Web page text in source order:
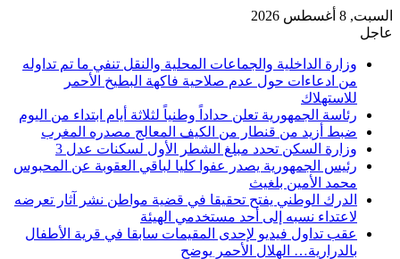
السبت, 8 أغسطس 2026
عاجل
وزارة الداخلية والجماعات المحلية والنقل تنفي ما تم تداوله
من ادعاءات حول عدم صلاحية فاكهة البطيخ الأحمر
للاستهلاك
رئاسة الجمهورية تعلن حداداً وطنياً لثلاثة أيام ابتداء من اليوم
ضبط أزيد من قنطار من الكيف المعالج مصدره المغرب
وزارة السكن تحدد مبلغ الشطر الأول لسكنات عدل 3
رئيس الجمهورية يصدر عفوا كليا لباقي العقوبة عن المحبوس
محمد الأمين بلغيث
الدرك الوطني يفتح تحقيقا في قضية مواطن نشر آثار تعرضه
لاعتداء نسبه إلى أحد مستخدمي الهيئة
عقب تداول فيديو لإحدى المقيمات سابقا في قرية الأطفال
بالدرارية… الهلال الأحمر يوضح